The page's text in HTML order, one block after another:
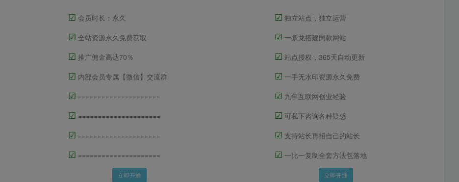
☑ 会员时长：永久
☑ 全站资源永久免费获取
☑ 推广佣金高达70％
☑ 内部会员专属【微信】交流群
☑ =====================
☑ =====================
☑ =====================
☑ =====================
立即开通
☑ 独立站点，独立运营
☑ 一条龙搭建同款网站
☑ 站点授权，365天自动更新
☑ 一手无水印资源永久免费
☑ 九年互联网创业经验
☑ 可私下咨询各种疑惑
☑ 支持站长再招自己的站长
☑ 一比一复制全套方法包落地
立即开通